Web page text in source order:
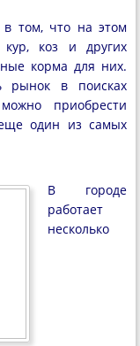
в том, что на этом
коз и других
корма для них.
рынок в поисках
приобрести
один из самых
В городе
работает
несколько